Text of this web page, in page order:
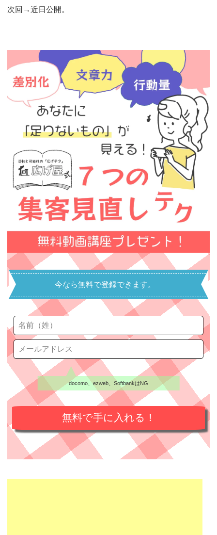
次回→近日公開。
今なら無料で登録できます。
docomo、ezweb、SoftbankはNG